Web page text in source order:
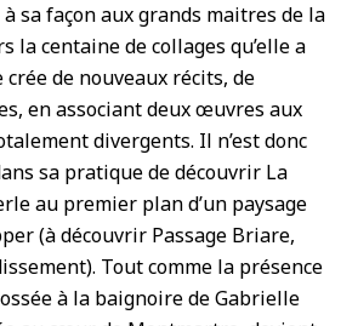
sa façon aux grands maitres de la
la centaine de collages qu’elle a
de nouveaux récits, de
en associant deux œuvres aux
divergents. Il n’est donc
sa pratique de découvrir La
au premier plan d’un paysage
(à découvrir Passage Briare,
Tout comme la présence
à la baignoire de Gabrielle